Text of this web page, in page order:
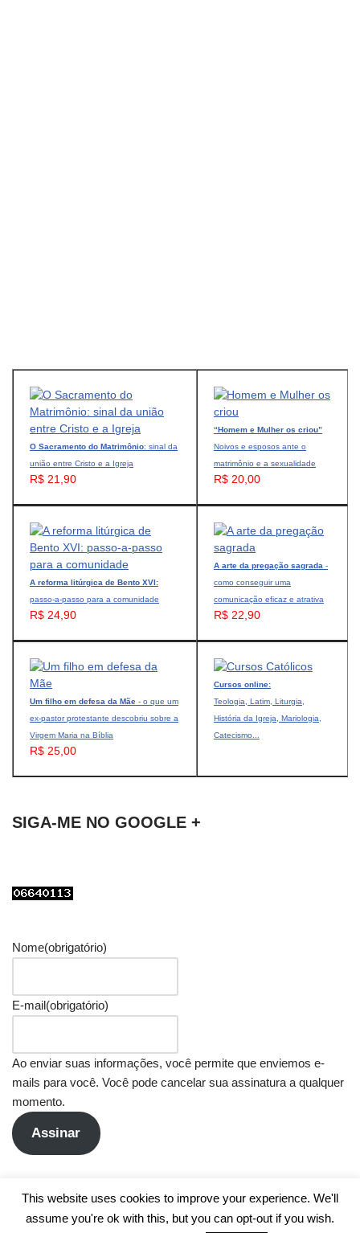
O Sacramento do Matrimônio: sinal da
união entre Cristo e a Igreja
R$ 21,90
“Homem e Mulher os criou”
Noivos e esposos ante o
matrimônio e a sexualidade
R$ 20,00
A reforma litúrgica de Bento XVI:
passo-a-passo para a comunidade
R$ 24,90
A arte da pregação sagrada -
como conseguir uma
comunicação eficaz e atrativa
R$ 22,90
Um filho em defesa da Mãe - o que um
ex-pastor protestante descobriu sobre a
Virgem Maria na Bíblia
R$ 25,00
Cursos online:
Teologia, Latim, Liturgia,
História da Igreja, Mariologia,
Catecismo...
SIGA-ME NO GOOGLE +
Nome(obrigatório)
E-mail(obrigatório)
Ao enviar suas informações, você permite que enviemos e-
mails para você. Você pode cancelar sua assinatura a qualquer
momento.
Assinar
This website uses cookies to improve your experience. We'll
assume you're ok with this, but you can opt-out if you wish.